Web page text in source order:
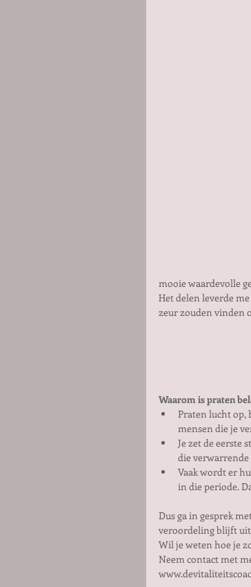
mooie waardevolle
Het delen leverde
zeur zouden vinden
Waarom is praten
Praten lucht op,
mensen die je
Je zet de eerste
die
Vaak wordt er
in die periode.
Dus ga in gesprek
veroordeling blijft uit
Wil je weten hoe je
Neem contact met